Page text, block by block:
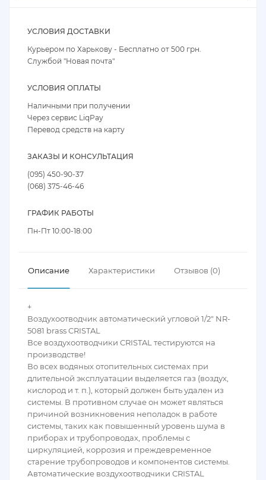
УСЛОВИЯ ДОСТАВКИ
Курьером по Харькову - Бесплатно от 500 грн.
Службой "Новая почта"
УСЛОВИЯ ОПЛАТЫ
Наличными при получении
Через сервис LiqPay
Перевод средств на карту
ЗАКАЗЫ И КОНСУЛЬТАЦИЯ
(095) 450-90-37
(068) 375-46-46
ГРАФИК РАБОТЫ
Пн-Пт 10:00-18:00
Описание Характеристики Отзывов (0)
+
Воздухоотводчик автоматический угловой 1/2" NR-
5081 brass CRISTAL
Все воздухоотводчики CRISTAL тестируются на
производстве!
Во всех водяных отопительных системах при
длительной эксплуатации выделяется газ (воздух,
кислород и т. п.), который должен быть удален из
системы. В противном случае он может являться
причиной возникновения неполадок в работе
системы, таких как повышенный уровень шума в
приборах и трубопроводах, проблемы с
циркуляцией, коррозия и преждевременное
старение трубопроводов и компонентов системы.
Автоматические воздухоотводчики CRISTAL